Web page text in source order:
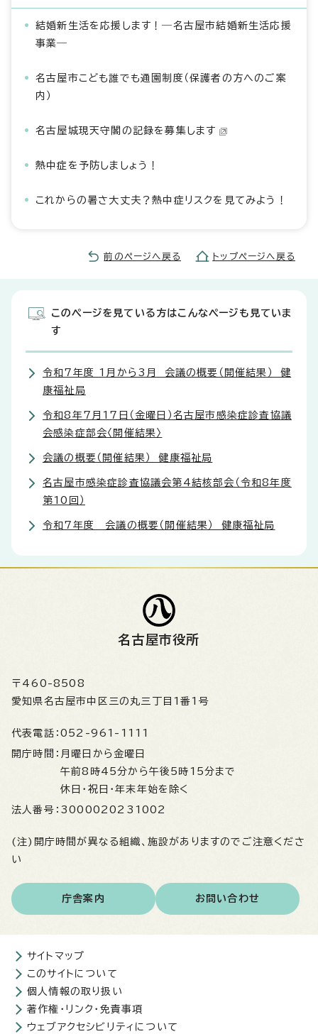
結婚新生活を応援します！―名古屋市結婚新生活応援
事業―
名古屋市こども誰でも通園制度（保護者の方へのご案
内）
名古屋城現天守閣の記録を募集します
熱中症を予防しましょう！
これからの暑さ大丈夫？熱中症リスクを見てみよう！
前のページへ戻る トップページへ戻る
このページを見ている方はこんなページも見ていま
す
令和7年度 1月から3月 会議の概要（開催結果） 健
康福祉局
令和8年7月17日（金曜日）名古屋市感染症診査協議
会感染症部会〈開催結果〉
会議の概要（開催結果） 健康福祉局
名古屋市感染症診査協議会第4結核部会（令和8年度
第10回）
令和7年度 会議の概要（開催結果） 健康福祉局
名古屋市役所
〒460-8508
愛知県名古屋市中区三の丸三丁目1番1号
代表電話： 052-961-1111
開庁時間： 月曜日から金曜日
午前8時45分から午後5時15分まで
休日・祝日・年末年始を除く
法人番号： 3000020231002
(注)開庁時間が異なる組織、施設がありますのでご注意くださ
い
庁舎案内 お問い合わせ
サイトマップ
このサイトについて
個人情報の取り扱い
著作権・リンク・免責事項
ウェブアクセシビリティについて